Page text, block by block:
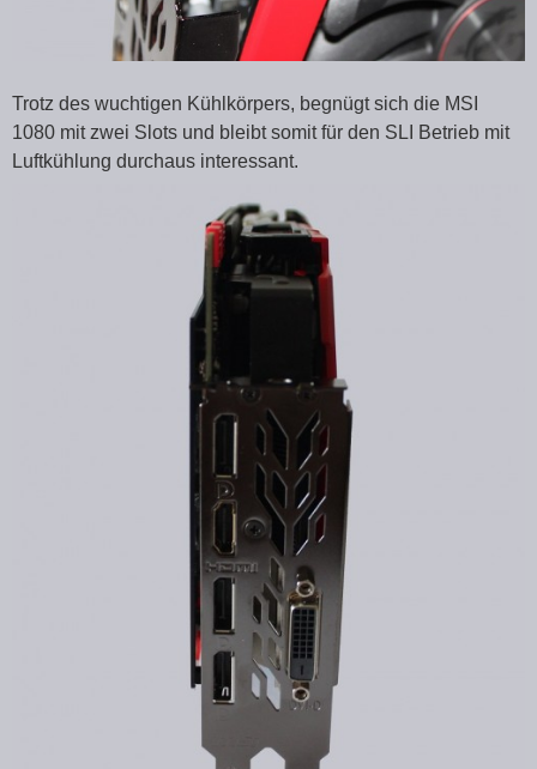
Trotz des wuchtigen Kühlkörpers, begnügt sich die MSI
1080 mit zwei Slots und bleibt somit für den SLI Betrieb mit
Luftkühlung durchaus interessant.